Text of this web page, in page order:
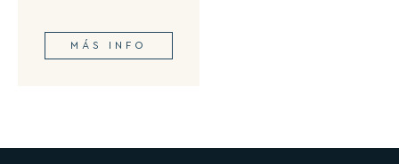
MÁS INFO